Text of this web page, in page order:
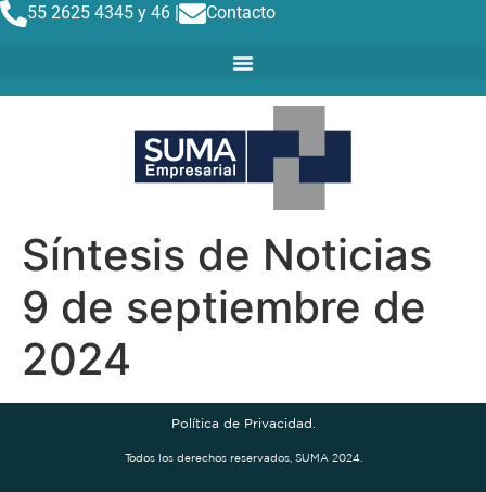
55 2625 4345 y 46 | Contacto
Síntesis de Noticias
9 de septiembre de
2024
Política de Privacidad.
Todos los derechos reservados, SUMA 2024.